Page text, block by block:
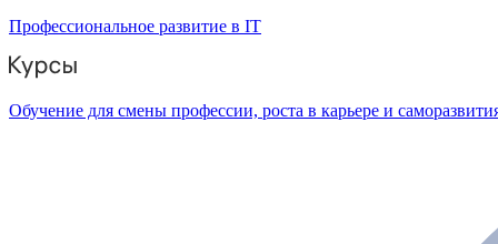
Профессиональное развитие в IT
Обучение для смены профессии, роста в карьере и